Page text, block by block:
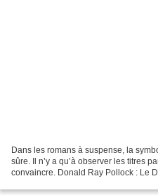
Dans les romans à suspense, la
sûre. Il n’y a qu’à observer les titres
convaincre. Donald Ray Pollock : Le